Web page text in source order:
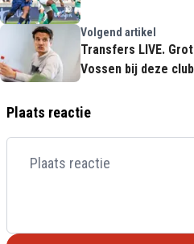
Volgend artikel
Transfers LIVE.
Vossen bij deze
Plaats reactie